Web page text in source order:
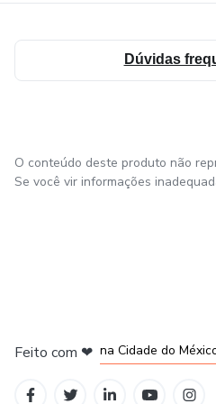
Dúvidas
O conteúdo deste produto não
Se você vir informações
Feito com ❤ na Cidade do